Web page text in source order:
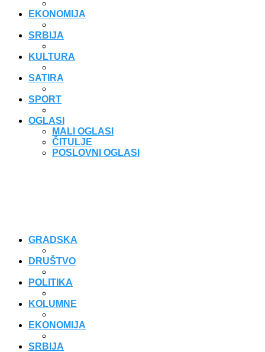
EKONOMIJA
SRBIJA
KULTURA
SATIRA
SPORT
OGLASI
MALI OGLASI
ČITULJE
POSLOVNI OGLASI
GRADSKA
DRUŠTVO
POLITIKA
KOLUMNE
EKONOMIJA
SRBIJA